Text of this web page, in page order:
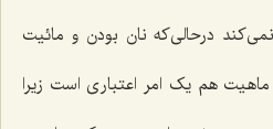
درحالی‌که نان بودن و مائیت
هم یک امر اعتباری است زیرا